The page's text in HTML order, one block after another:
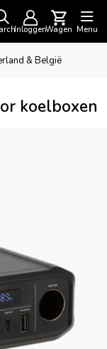
InloggenWagen Menu
& België
koelboxen